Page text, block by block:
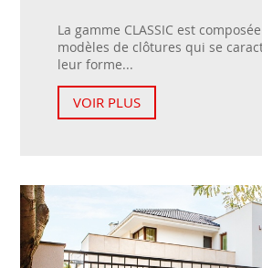
La gamme CLASSIC est
modèles de clôtures qui se
leur forme...
VOIR PLUS